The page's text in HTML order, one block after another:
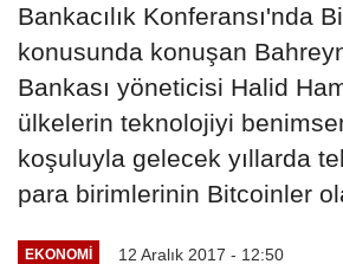
Bankacılık Konferansı'nda
konusunda konuşan
Bankası yöneticisi Halid
ülkelerin teknolojiyi
koşuluyla gelecek yıllarda
para birimlerinin Bitcoinler
EKONOMI 12 Aralık 2017 - 12:50